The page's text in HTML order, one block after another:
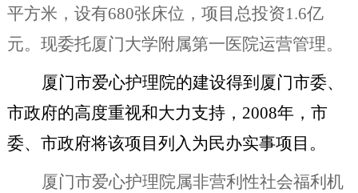
平方米，设有680张床位，项目总投资1.6亿
元。现委托厦门大学附属第一医院运营管理。
厦门市爱心护理院的建设得到厦门市委、
市政府的高度重视和大力支持， 2008年，市
委、市政府将该项目列入为民办实事项目。
厦门市爱心护理院属非营利性社会福利机